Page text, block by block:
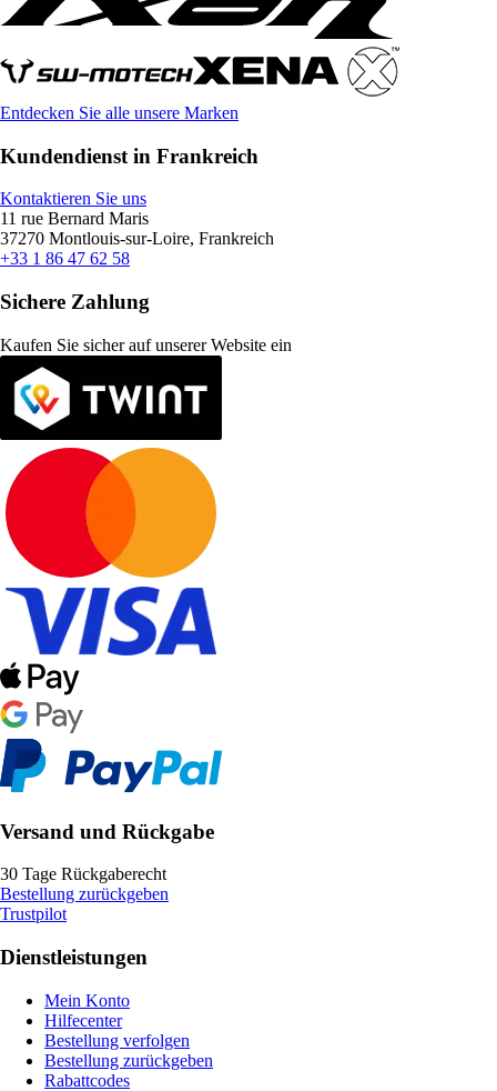
Entdecken Sie alle unsere Marken
Kundendienst in Frankreich
Kontaktieren Sie uns
11 rue Bernard Maris
37270 Montlouis-sur-Loire, Frankreich
+33 1 86 47 62 58
Sichere Zahlung
Kaufen Sie sicher auf unserer Website ein
Versand und Rückgabe
30 Tage Rückgaberecht
Bestellung zurückgeben
Trustpilot
Dienstleistungen
Mein Konto
Hilfecenter
Bestellung verfolgen
Bestellung zurückgeben
Rabattcodes